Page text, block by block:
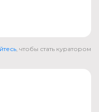
, чтобы стать куратором